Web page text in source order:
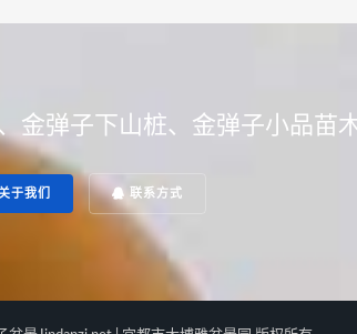
金弹子下山桩、金弹子小品苗
于我们 联系方式